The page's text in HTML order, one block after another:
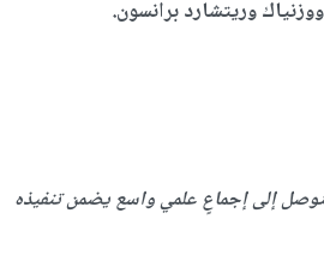
وريتشارد برانسون.
إلى إجماعٍ علمي واسع يضمن تنفيذه